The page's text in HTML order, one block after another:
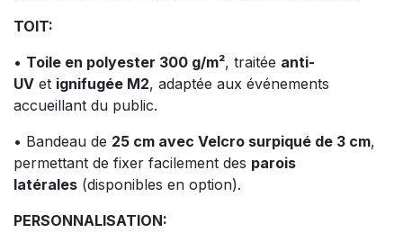
TOIT:
• Toile en polyester 300 g/m², traitée anti-
UV et ignifugée M2, adaptée aux événements
accueillant du public.
• Bandeau de 25 cm avec Velcro surpiqué de 3 cm,
permettant de fixer facilement des parois
latérales (disponibles en option).
PERSONNALISATION: